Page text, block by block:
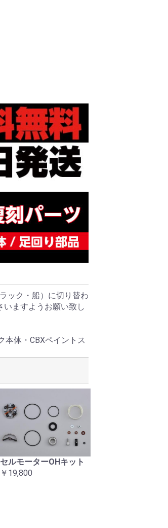
ック・船）に切り替わ
いますようお願い致し
体・CBXペイントス
セルモーターOHキット
￥19,800